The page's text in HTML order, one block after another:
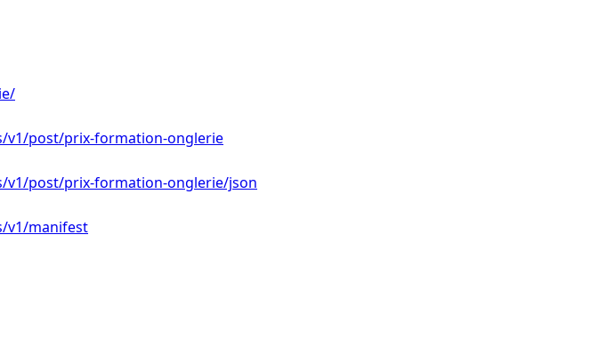
v1/post/prix-formation-onglerie
v1/post/prix-formation-onglerie/json
v1/manifest